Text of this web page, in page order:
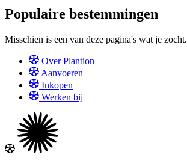
Populaire bestemmingen
Misschien is een van deze pagina's wat je zocht.
Over Plantion
Aanvoeren
Inkopen
Werken bij